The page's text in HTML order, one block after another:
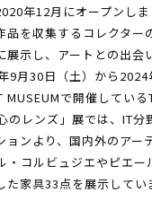
年12月にオープンし
品を収集するコレクター
展示し、アートとの出会
9月30日（土）から2024
MUSEUMで開催している
のレンズ」展では、IT分
ョンより、国内外のアー
・コルビュジエやピエー
家具33点を展示してい